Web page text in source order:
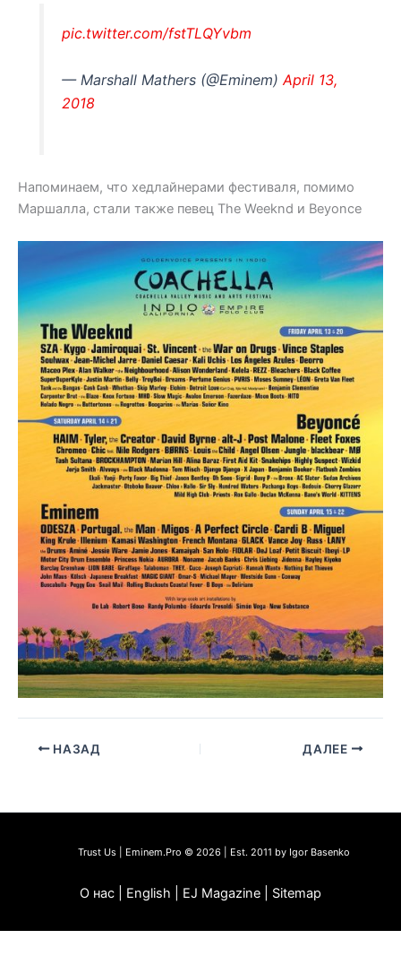
pic.twitter.com/fstTLQYvbm
— Marshall Mathers (@Eminem)April 13,
2018
Напоминаем, что хедлайнерами фестиваля, помимо
Маршалла, стали также певец The Weeknd и Beyonce
НАЗАД ДАЛЕЕ
Trust Us | Eminem.Pro © 2026 | Est. 2011 by Igor Basenko
О нас | English | EJ Magazine | Sitemap